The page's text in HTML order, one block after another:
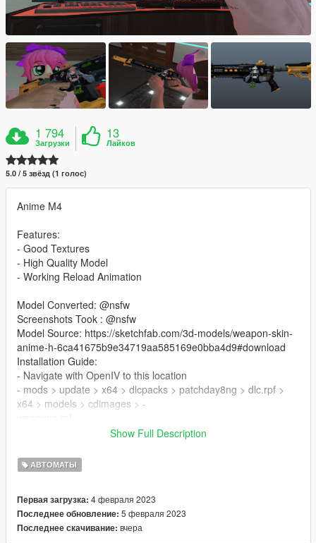
1 794
Загрузки
13
Лайков
5.0 / 5 звёзд (1 голос)
Anime M4
Features:
- Good Textures
- High Quality Model
- Working Reload Animation
Model Converted: @nsfw
Screenshots Took : @nsfw
Model Source: https://sketchfab.com/3d-models/weapon-skin-
anime-h-6ca41675b9e34719aa585169e0bba4d9#download
Installation Guide:
- Navigate with OpenIV to this location
- mods > update > x64 > dlcpacks > patchday8ng > dlc.rpf >
x64 > models > cdimages > -
- Then drag & drop all ytd & ydr files from the "stream" folder
Join ourDISCORD
Show Full Description
АВТОМАТЫ
Первая загрузка: 4 февраля 2023
Последнее обновление: 5 февраля 2023
Последнее скачивание: вчера